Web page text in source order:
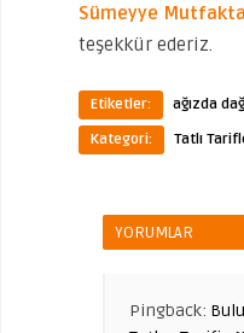
Sümeyye Mutfakta
teşekkür ederiz.
Etiketler:
ağızda
Kategori:
Tatlı
YORUMLAR
Pingback: